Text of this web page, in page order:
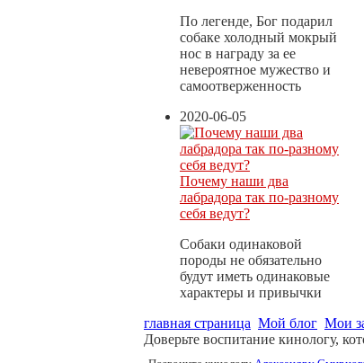
По легенде, Бог подарил
собаке холодный мокрый
нос в награду за ее
невероятное мужество и
самоотверженность
2020-06-05
Почему наши два
лабрадора так по-разному
себя ведут?
Собаки одинаковой
породы не обязательно
будут иметь одинаковые
характеры и привычки
главная страница Мой блог Мои
Доверьте воспитание кинологу,